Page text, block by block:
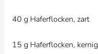
40 g Haferflocken, zart
15 g Haferflocken, kernig